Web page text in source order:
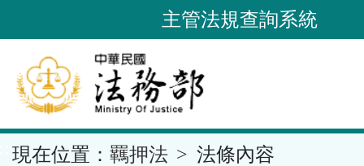
到
要
內
容
區
主管法規查詢系統
現在位置： 羈押法 法條內容